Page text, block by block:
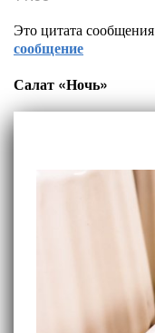
Это цитата сообщения
сообщение
Салат «Ночь»